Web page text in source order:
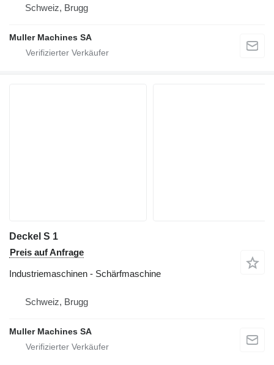
Schweiz, Brugg
Muller Machines SA
Deckel S 1
Preis auf Anfrage
Industriemaschinen - Schärfmaschine
Schweiz, Brugg
Muller Machines SA